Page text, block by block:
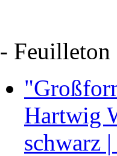
- Feuilleton
Hartwig
schwarz